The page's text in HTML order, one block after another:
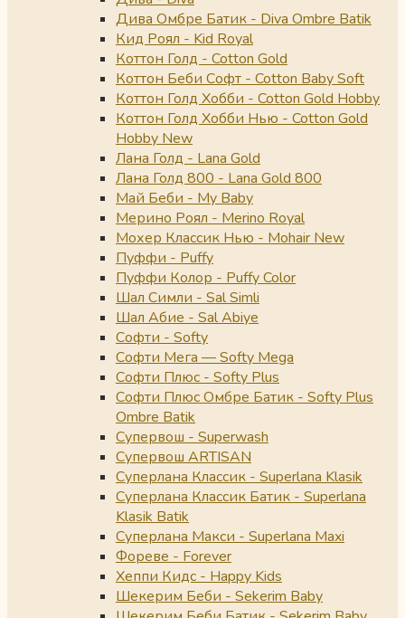
Дива Омбре Батик - Diva Ombre Batik
Кид Роял - Kid Royal
Коттон Голд - Cotton Gold
Коттон Беби Софт - Cotton Baby Soft
Коттон Голд Хобби - Cotton Gold Hobby
Коттон Голд Хобби Нью - Cotton Gold
Hobby New
Лана Голд - Lana Gold
Лана Голд 800 - Lana Gold 800
Май Беби - My Baby
Мерино Роял - Merino Royal
Мохер Классик Нью - Mohair New
Пуффи - Puffy
Пуффи Колор - Puffy Color
Шал Симли - Sal Simli
Шал Абие - Sal Abiye
Софти - Softy
Софти Мега — Softy Mega
Софти Плюс - Softy Plus
Софти Плюс Омбре Батик - Softy Plus
Ombre Batik
Супервош - Superwash
Супервош ARTISAN
Суперлана Классик - Superlana Klasik
Суперлана Классик Батик - Superlana
Klasik Batik
Суперлана Макси - Superlana Maxi
Фореве - Forever
Хеппи Кидс - Happy Kids
Шекерим Беби - Sekerim Baby